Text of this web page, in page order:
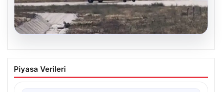
06.08.2026
İspanya ve Fransa’daki Görevlerini
Tamamlayan Yangın Söndürme Uçakları
Piyasa Verileri